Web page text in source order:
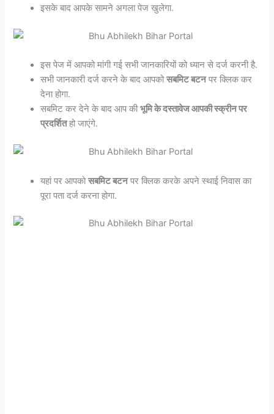
इसके बाद आपके सामने अगला पेज खुलेगा.
इस पेज में आपको मांगी गई सभी जानकारियों को ध्यान से दर्ज करनी है.
सभी जानकारी दर्ज करने के बाद आपकोसबमिट बटनपर क्लिक कर
देना होगा.
सबमिट कर देने के बाद आप कीभूमि के दस्तावेज आपकी स्क्रीन पर
प्रदर्शितहो जाएंगे.
यहां पर आपकोसबमिट बटनपर क्लिक करके अपने स्थाई निवास का
पूरा पता दर्ज करना होगा.